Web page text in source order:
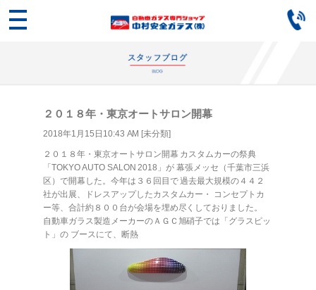
２０１８年・東京オートサロン開幕
2018年1月15日10:43 AM [未分類]
２０１８年・東京オートサロン開幕 カスタムカーの祭典
「TOKYO AUTO SALON 2018」が 幕張メッセ（千葉市三浜
区）で開幕した。今年は３６回目で 過去最大規模の４４２
社が出展、ドレスアップしたカスタムカー・ コンセプトカ
ー等、合計約８００台が会場を埋め尽くしておりました。
自動車ガラス製造メーカーのＡＧＣ旭硝子では「グラスピッ
ト」の ブースにて、断熱